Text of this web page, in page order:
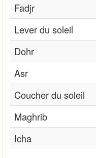
Fadjr
Lever du soleil
Dohr
Asr
Coucher du soleil
Maghrib
Icha